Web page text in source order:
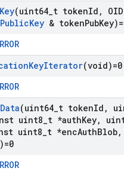
Key(uint64 t tokenId ,
Key & tokenPub
KeyIterator(void)=0
Data(uint64 t tokenId ,
uint8 t *authKey,
uint8 t *encAuthBlob,